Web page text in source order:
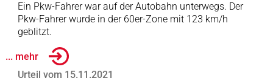
Ein Pkw-Fahrer war auf der Autobahn unterwegs. Der
Pkw-Fahrer wurde in der 60er-Zone mit 123 km/h
geblitzt.
... mehr
Urteil vom 15.11.2021